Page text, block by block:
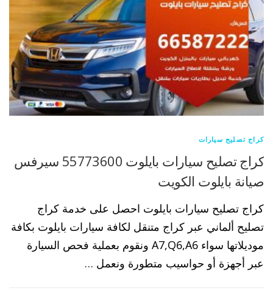
كراج تصليح سيارات
كراج تصليح سيارات بايلوت 55773600 سيرفس
صيانة بايلوت الكويت
كراج تصليح سيارات بايلوت احصل على خدمة كراج
تصليح ألماني عبر كراج متنقل لكافة سيارات بايلوت بكافة
موديلاتها سواء A7,Q6,A6 ونقوم بعملية فحص السيارة
عبر أجهزة أو حواسيب متطورة ونعمل …